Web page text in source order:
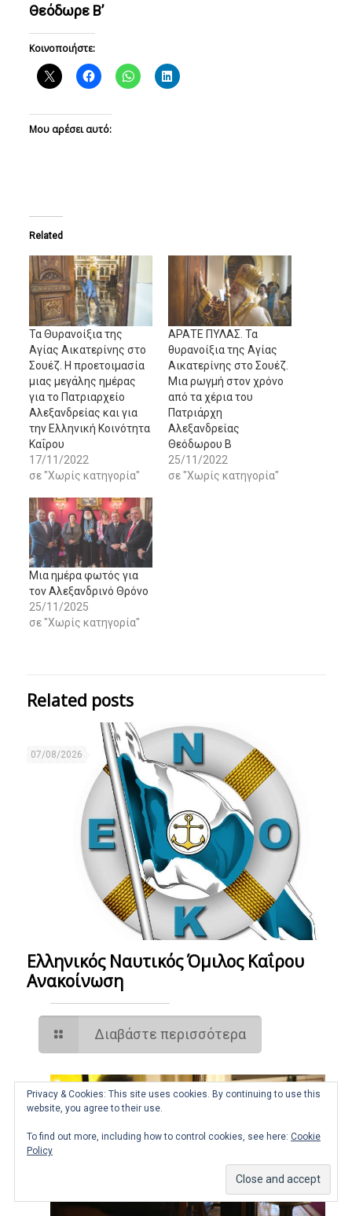
Θεόδωρε Β’
Κοινοποιήστε:
Μου αρέσει αυτό:
Related
Τα Θυρανοίξια της
Αγίας Αικατερίνης στο
Σουέζ. Η προετοιμασία
μιας μεγάλης ημέρας
για το Πατριαρχείο
Αλεξανδρείας και για
την Ελληνική Κοινότητα
Καΐρου
17/11/2022
σε "Χωρίς κατηγορία"
ΑΡΑΤΕ ΠΥΛΑΣ. Τα
θυρανοίξια της Αγίας
Αικατερίνης στο Σουέζ.
Μια ρωγμή στον χρόνο
από τα χέρια του
Πατριάρχη
Αλεξανδρείας
Θεόδωρου Β
25/11/2022
σε "Χωρίς κατηγορία"
Μια ημέρα φωτός για
τον Αλεξανδρινό Θρόνο
25/11/2025
σε "Χωρίς κατηγορία"
Related posts
07/08/2026
Ελληνικός Ναυτικός Όμιλος Καΐρου
Ανακοίνωση
Διαβάστε περισσότερα
06/08/2026
Privacy & Cookies: This site uses cookies. By continuing to use this
website, you agree to their use.
To find out more, including how to control cookies, see here: Cookie
Policy